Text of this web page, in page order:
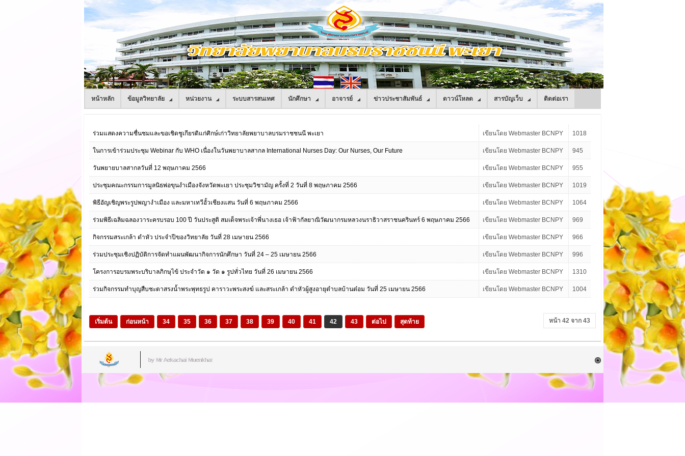
หน้าหลัก ข้อมูลวิทยาลัย หน่วยงาน ระบบสารสนเทศ นักศึกษา อาจารย์ ข่าวประชาสัมพันธ์ ดาวน์โหลด สารบัญเว็บ ติดต่อเรา
ร่วมแสดงความชื่นชมและขอเชิดชูเกียรติแก่ศิกษ์เก่าวิทยาลัยพยาบาลบรมราชชนนี พะเยา เขียนโดย Webmaster BCNPY 1018
ในการเข้าร่วมประชุม Webinar กับ WHO เนื่องในวันพยาบาลสากล International Nurses Day: Our Nurses, Our Future เขียนโดย Webmaster BCNPY 945
วันพยายบาลสากลวันที่ 12 พฤษภาคม 2566 เขียนโดย Webmaster BCNPY 955
ประชุมคณะกรรมการมูลนิธพ่อขุนงำเมืองจังหวัดพะเยา ประชุมวิชามัญ ครั้งที่ 2 วันที่ 8 พฤษภาคม 2566 เขียนโดย Webmaster BCNPY 1019
พิธีอัญเชิญพระรูปพญางำเมือง และมหาเทวีอั้วเชียงแสน วันที่ 6 พฤษภาคม 2566 เขียนโดย Webmaster BCNPY 1064
ร่วมพิธีเฉลิมฉลองวาระครบรอบ 100 ปี วันประสูติ สมเด็จพระเจ้าพี่นางเธอ เจ้าฟ้ากัลยาณิวัฒนากรมหลวงนราธิวาสราชนครินทร์ 6 พฤษภาคม 2566 เขียนโดย Webmaster BCNPY 969
กิจกรรมสระเกล้า ดำหัว ประจำปีของวิทยาลัย วันที่ 28 เมษายน 2566 เขียนโดย Webmaster BCNPY 966
ร่วมประชุมเชิงปฏิบัติการจัดทำแผนพัฒนากิจการนักศึกษา วันที่ 24 – 25 เมษายน 2566 เขียนโดย Webmaster BCNPY 996
โครงการอบรมพระบริบาลภิกษุไข้ ประจำวัด ๑ วัด ๑ รูปทั่วไทย วันที่ 26 เมษายน 2566 เขียนโดย Webmaster BCNPY 1310
ร่วมกิจกรรมทำบุญสืบชะตาสรงน้ำพระพุทธรูป คาราวะพระสงฆ์ และสระเกล้า ดำหัวผู้สูงอายุตำบลบ้านต๋อม วันที่ 25 เมษายน 2566 เขียนโดย Webmaster BCNPY 1004
หน้า 42 จาก 43
เริ่มต้น ก่อนหน้า 34 35 36 37 38 39 40 41 42 43 ต่อไป สุดท้าย
by Mr.Aekachai Muenkhat